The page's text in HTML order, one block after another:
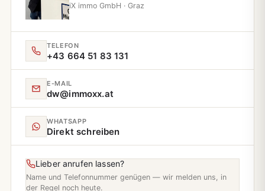
iX immo GmbH · Graz
TELEFON
+43 664 51 83 131
E‑MAIL
dw@immoxx.at
WHATSAPP
Direkt schreiben
Lieber anrufen lassen?
Name und Telefonnummer genügen — wir melden uns, in
der Regel noch heute.